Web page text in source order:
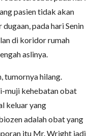
pasien tidak akan
pada hari Senin
di koridor rumah
aslinya.
tumornya hilang.
muji kehebatan obat
keluar yang
adalah obat yang
itu Mr. Wright jadi